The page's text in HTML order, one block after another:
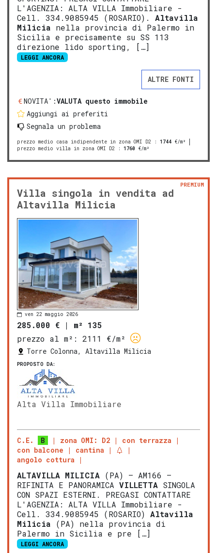
L'AGENZIA: ALTA VILLA Immobiliare -
Cell. 334.9085945 (ROSARIO). Altavilla
Milicia nella provincia di Palermo in
Sicilia e precisamente su SS 113
direzione lido sporting, […]
LEGGI ANCORA
ALTRE FONTI
NOVITA':VALUTA questo immobile
Aggiungi ai preferiti
Segnala un problema
prezzo medio casa indipendente in zona OMI D2 : 1744 €/m²
prezzo medio villa in zona OMI D2 : 1760 €/m²
Villa singola in vendita ad
Altavilla Milicia
PREMIUM
ven 22 maggio 2026
285.000 € | m² 135
prezzo al m²:
2111 €/m²
Torre Colonna, Altavilla Milicia
PROPOSTO DA:
Alta Villa Immobiliare
C.E. B zona OMI: D2
con terrazza
con balcone
cantina
angolo cottura
ALTAVILLA MILICIA (PA) – AM166 –
RIFINITA E PANORAMICA VILLETTA SINGOLA
CON SPAZI ESTERNI. PREGASI CONTATTARE
L'AGENZIA: ALTA VILLA Immobiliare -
Cell. 334.9085945 (ROSARIO) Altavilla
Milicia (PA) nella provincia di
Palermo in Sicilia e pre […]
LEGGI ANCORA